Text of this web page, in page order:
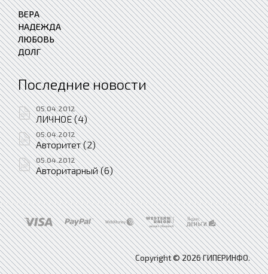
ВЕРА
НАДЕЖДА
ЛЮБОВЬ
ДОЛГ
Последние новости
05.04.2012
ЛИЧНОЕ (4)
05.04.2012
Авторитет (2)
05.04.2012
Авторитарный (6)
Copyright © 2026 ГИПЕРИНФО.